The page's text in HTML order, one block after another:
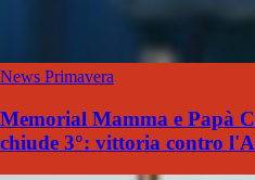
News Primavera
Memorial Mamma e Papà
chiude 3°: vittoria contro